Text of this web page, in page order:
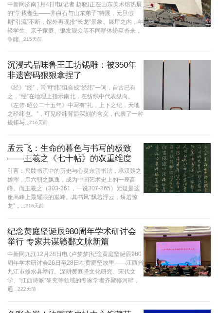
中新网济南1月4日电(记者 赵晓)正在山东美术馆热展
的“学我者生——齐白石与山东弟子”特展，元旦假
期“引流”不断，馆外再现排“长龙”景象。展厅之内，年
轻学生、亲子家庭、银发观众等不同群体纷至沓来，
争睹...
215天前
沉浸式品味鲁王工坊锡雕：被350年
非遗密码狠狠拿捏了
《经》“经”，常同“纬”组合成“经纬”一词，自古已有
之，“经”在地理上指示南北，在纺织中代表纵向。
《左传·昭公二十五年》中写有“礼，上下之纪，天地
之经纬也。”，可见经纬背后深刻的含义，代表了一种
规矩与...
216天前
孟云飞：生命的暮色与书写的极致
——王羲之《七十帖》的双重维度
引言：尺牍书疏中的历史与心灵东晋书法，承汉魏之
雄浑，启六朝之飘逸，成为中国艺术史上的一座高
峰。而王羲之（303-361，一说307-365）无疑是这
座高峰上最耀眼的巅峰。其书风“飘若浮云，矫若惊
龙”，...
216天前
纪念黄庭坚诞辰980周年学术研讨会
举行 专家共谋赣鄱文脉新篇
中新网九江12月28日电 (卢梦梦)纪念黄庭坚诞辰980
周年学术研讨会26日至28日在黄庭坚故里——江西省
九江市修水县举行。深耕黄庭坚文化研究、宋代文
学、“江西诗派”研究等领域的专家学者齐聚修河畔，
通...
222天前